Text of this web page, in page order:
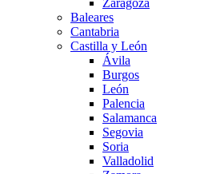
Baleares
Cantabria
Castilla y León
Ávila
Burgos
León
Palencia
Salamanca
Segovia
Soria
Valladolid